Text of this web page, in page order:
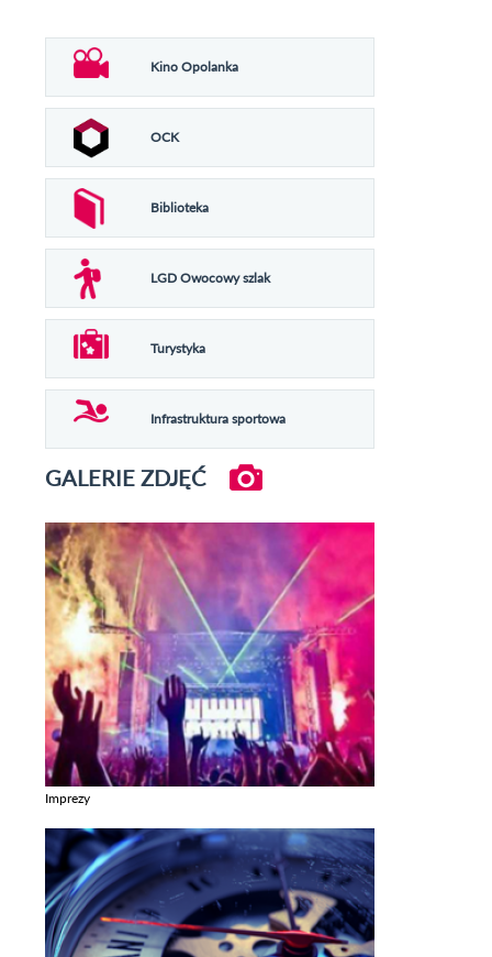
Kino Opolanka
OCK
Biblioteka
LGD Owocowy szlak
Turystyka
Infrastruktura sportowa
GALERIE ZDJĘĆ
Imprezy